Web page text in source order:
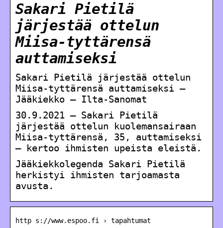
Sakari Pietilä
järjestää ottelun
Miisa-tyttärensä
auttamiseksi
Sakari Pietilä järjestää ottelun
Miisa-tyttärensä auttamiseksi –
Jääkiekko – Ilta-Sanomat
30.9.2021 — Sakari Pietilä
järjestää ottelun kuolemansairaan
Miisa-tyttärensä, 35, auttamiseksi
– kertoo ihmisten upeista eleistä.
Jääkiekkolegenda Sakari Pietilä
herkistyi ihmisten tarjoamasta
avusta.
http s://www.espoo.fi › tapahtumat